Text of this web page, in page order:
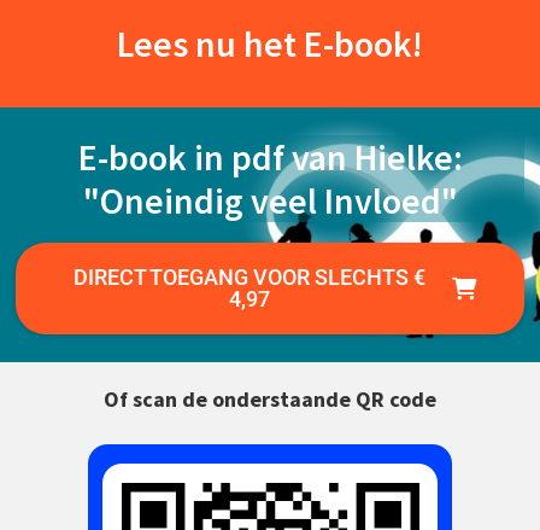
Lees nu het E-book!
E-book in pdf van Hielke:
"Oneindig veel Invloed"
DIRECT TOEGANG VOOR SLECHTS €
4,97
Of scan de onderstaande QR code